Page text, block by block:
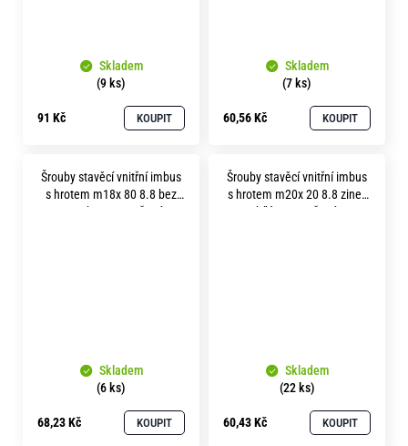
Skladem
(9 ks)
91 Kč KOUPIT
Skladem
(7 ks)
60,56 Kč KOUPIT
Šrouby stavěcí vnitřní imbus
s hrotem m18x 80 8.8 bez
povrchu soustružené
Skladem
(6 ks)
68,23 Kč KOUPIT
Šrouby stavěcí vnitřní imbus
s hrotem m20x 20 8.8 zinek
bílý soustružené
Skladem
(22 ks)
60,43 Kč KOUPIT